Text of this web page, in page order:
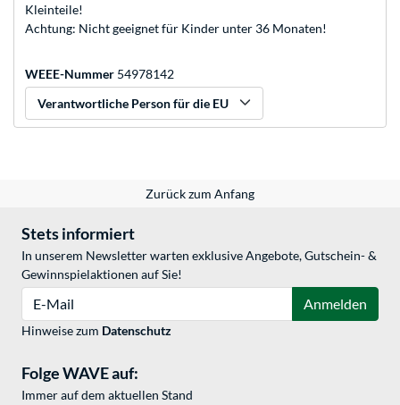
Kleinteile!
Achtung: Nicht geeignet für Kinder unter 36 Monaten!
WEEE-Nummer 54978142
Verantwortliche Person für die EU
Zurück zum Anfang
Stets informiert
In unserem Newsletter warten exklusive Angebote, Gutschein- &
Gewinnspielaktionen auf Sie!
Anmelden
Hinweise zum Datenschutz
Folge WAVE auf:
Immer auf dem aktuellen Stand